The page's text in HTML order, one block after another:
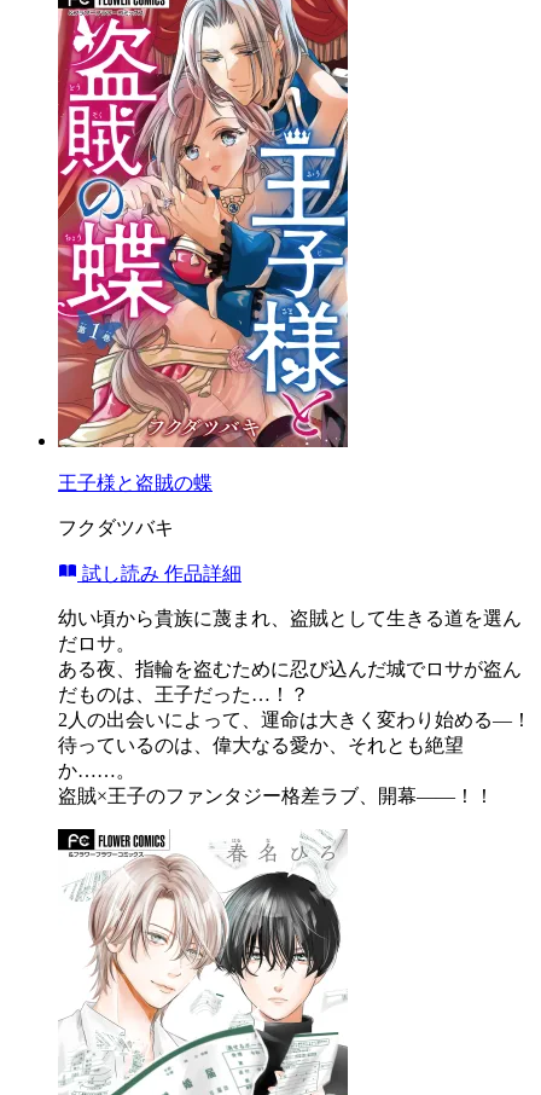
王子様と盗賊の蝶
フクダツバキ
試し読み 作品詳細
幼い頃から貴族に蔑まれ、盗賊として生きる道を選ん
だロサ。
ある夜、指輪を盗むために忍び込んだ城でロサが盗ん
だものは、王子だった…！？
2人の出会いによって、運命は大きく変わり始める―！
待っているのは、偉大なる愛か、それとも絶望
か……。
盗賊×王子のファンタジー格差ラブ、開幕――！！